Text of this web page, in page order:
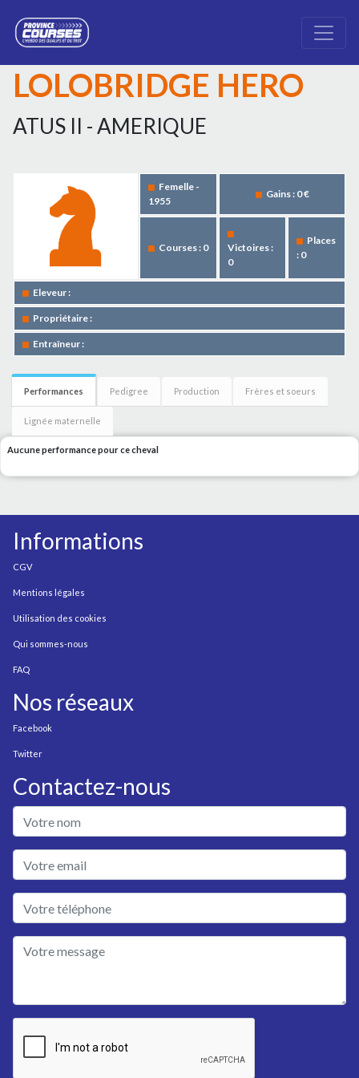
LOLOBRIDGE HERO
ATUS II - AMERIQUE
Femelle -
1955
Gains : 0 €
Courses : 0
Victoires :
0
Places
: 0
Eleveur :
Propriétaire :
Entraîneur :
Performances Pedigree Production Frères et soeurs
Lignée maternelle
Aucune performance pour ce cheval
Informations
CGV
Mentions légales
Utilisation des cookies
Qui sommes-nous
FAQ
Nos réseaux
Facebook
Twitter
Contactez-nous